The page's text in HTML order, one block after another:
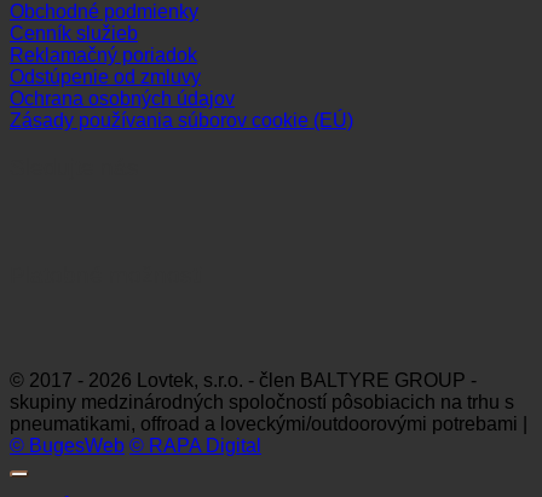
Obchodné podmienky
Cenník služieb
Reklamačný poriadok
Odstúpenie od zmluvy
Ochrana osobných údajov
Zásady používania súborov cookie (EÚ)
© 2017 - 2026 Lovtek, s.r.o. - člen BALTYRE GROUP -
skupiny medzinárodných spoločností pôsobiacich na trhu s
pneumatikami, offroad a loveckými/outdoorovými potrebami |
© BugesWeb © RAPA Digital